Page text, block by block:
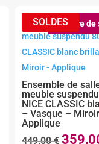
Rupture de
Ensemble de
meuble
NICE CLASSIC
– Vasque –
Applique
449,00€ Le